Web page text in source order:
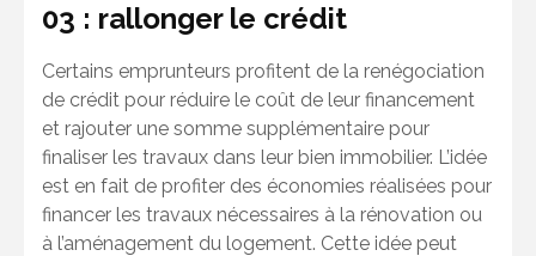
03 : rallonger le crédit
Certains emprunteurs profitent de la renégociation
de crédit pour réduire le coût de leur financement
et rajouter une somme supplémentaire pour
finaliser les travaux dans leur bien immobilier. L’idée
est en fait de profiter des économies réalisées pour
financer les travaux nécessaires à la rénovation ou
à l’aménagement du logement. Cette idée peut